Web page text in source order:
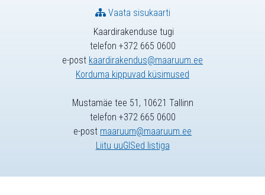
Kaardirakenduse tugi
telefon +372 665 0600
e-post kaardirakendus@maaruum.ee
Korduma kippuvad küsimused
Vaata sisukaarti
Mustamäe tee 51, 10621 Tallinn
telefon +372 665 0600
e-post maaruum@maaruum.ee
Liitu uuGISed listiga